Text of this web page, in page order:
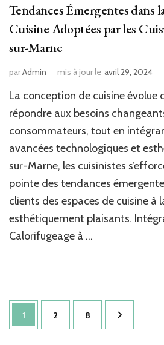
Tendances Émergentes dans
Cuisine Adoptées par les
sur-Marne
parAdmin mis à jour le avril 29, 2024
La conception de cuisine
répondre aux besoins
consommateurs, tout en
avancées technologiques et
sur-Marne, les cuisinistes
pointe des tendances
clients des espaces de cuisine
esthétiquement plaisants.
Calorifugeage à …
Pagination
des
Page
1 Page
2 Page
8